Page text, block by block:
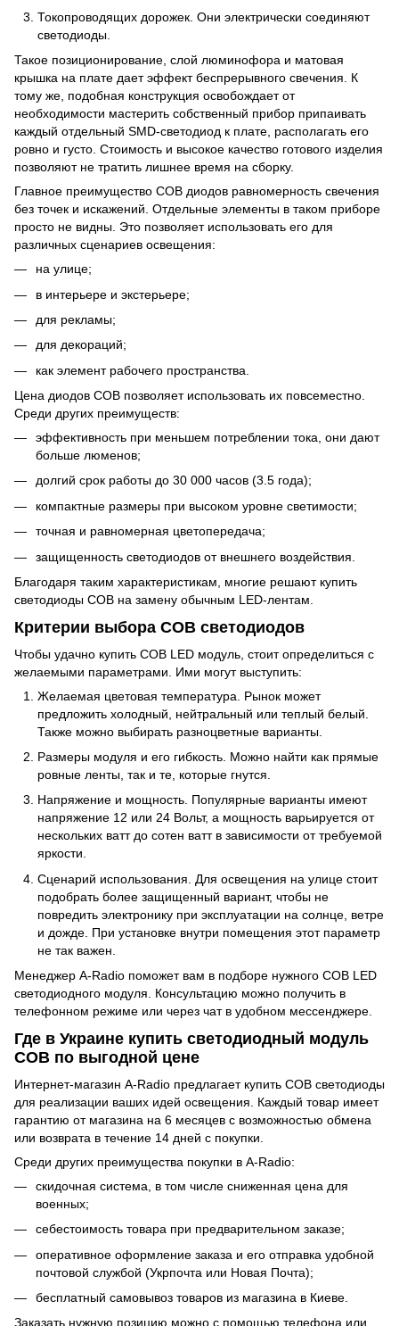
Токопроводящих дорожек. Они электрически соединяют
светодиоды.
Такое позиционирование, слой люминофора и матовая
крышка на плате дает эффект беспрерывного свечения. К
тому же, подобная конструкция освобождает от
необходимости мастерить собственный прибор припаивать
каждый отдельный SMD-светодиод к плате, располагать его
ровно и густо. Стоимость и высокое качество готового изделия
позволяют не тратить лишнее время на сборку.
Главное преимущество COB диодов равномерность свечения
без точек и искажений. Отдельные элементы в таком приборе
просто не видны. Это позволяет использовать его для
различных сценариев освещения:
на улице;
в интерьере и экстерьере;
для рекламы;
для декораций;
как элемент рабочего пространства.
Цена диодов COB позволяет использовать их повсеместно.
Среди других преимуществ:
эффективность при меньшем потреблении тока, они дают
больше люменов;
долгий срок работы до 30 000 часов (3.5 года);
компактные размеры при высоком уровне светимости;
точная и равномерная цветопередача;
защищенность светодиодов от внешнего воздействия.
Благодаря таким характеристикам, многие решают купить
светодиоды COB на замену обычным LED-лентам.
Критерии выбора COB светодиодов
Чтобы удачно купить COB LED модуль, стоит определиться с
желаемыми параметрами. Ими могут выступить:
Желаемая цветовая температура. Рынок может
предложить холодный, нейтральный или теплый белый.
Также можно выбирать разноцветные варианты.
Размеры модуля и его гибкость. Можно найти как прямые
ровные ленты, так и те, которые гнутся.
Напряжение и мощность. Популярные варианты имеют
напряжение 12 или 24 Вольт, а мощность варьируется от
нескольких ватт до сотен ватт в зависимости от требуемой
яркости.
Сценарий использования. Для освещения на улице стоит
подобрать более защищенный вариант, чтобы не
повредить электронику при эксплуатации на солнце, ветре
и дожде. При установке внутри помещения этот параметр
не так важен.
Менеджер A-Radio поможет вам в подборе нужного COB LED
светодиодного модуля. Консультацию можно получить в
телефонном режиме или через чат в удобном мессенджере.
Где в Украине купить светодиодный модуль
COB по выгодной цене
Интернет-магазин A-Radio предлагает купить COB светодиоды
для реализации ваших идей освещения. Каждый товар имеет
гарантию от магазина на 6 месяцев с возможностью обмена
или возврата в течение 14 дней с покупки.
Среди других преимущества покупки в A-Radio:
скидочная система, в том числе сниженная цена для
военных;
себестоимость товара при предварительном заказе;
оперативное оформление заказа и его отправка удобной
почтовой службой (Укрпочта или Новая Почта);
бесплатный самовывоз товаров из магазина в Киеве.
Заказать нужную позицию можно с помощью телефона или